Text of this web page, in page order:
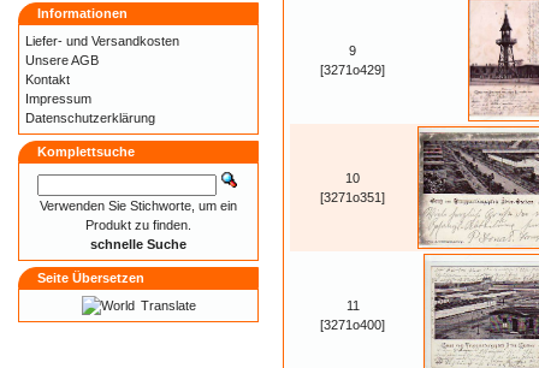
9
[3271o429]
10
[3271o351]
11
[3271o400]
Informationen
Liefer- und Versandkosten
Unsere AGB
Kontakt
Impressum
Datenschutzerklärung
Komplettsuche
Verwenden Sie Stichworte, um ein
Produkt zu finden.
schnelle Suche
Seite Übersetzen
Translate